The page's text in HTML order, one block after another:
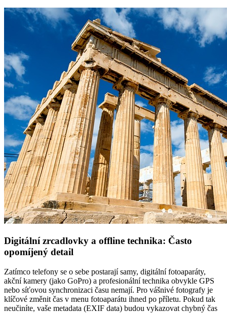
Digitální zrcadlovky a offline technika: Často
opomíjený detail
Zatímco telefony se o sebe postarají samy, digitální fotoaparáty,
akční kamery (jako GoPro) a profesionální technika obvykle GPS
nebo síťovou synchronizaci času nemají. Pro vášnivé fotografy je
klíčové změnit čas v menu fotoaparátu ihned po příletu. Pokud tak
neučiníte, vaše metadata (EXIF data) budou vykazovat chybný čas